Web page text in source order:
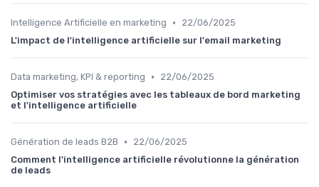
Intelligence Artificielle en marketing •
22/06/2025
L'impact de l'intelligence artificielle sur l'email marketing
Data marketing, KPI & reporting •
22/06/2025
Optimiser vos stratégies avec les tableaux de bord marketing
et l'intelligence artificielle
Génération de leads B2B •
22/06/2025
Comment l'intelligence artificielle révolutionne la génération
de leads